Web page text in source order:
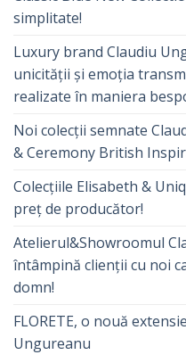
simplitate!
Luxury brand Claudiu
unicității și emoția
realizate în maniera
Noi colecții semnate
& Ceremony British
Colecțiile Elisabeth &
preț de producător!
Atelierul&Showroomul
întâmpină clienții cu noi
domn!
FLORETE, o nouă
Ungureanu